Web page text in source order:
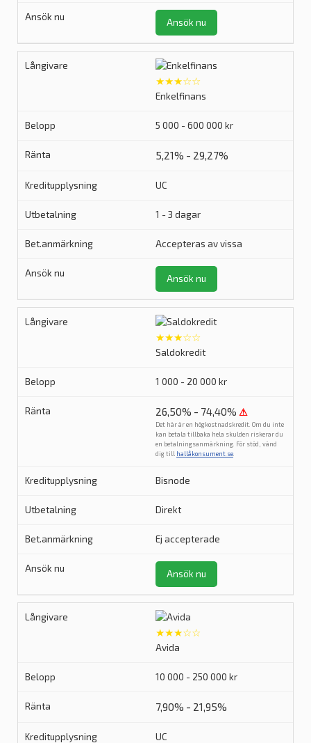
Ansök nu
★★★☆☆
Enkelfinans
5 000 - 600 000 kr
5,21% - 29,27%
UC
1 - 3 dagar
Accepteras av vissa
Ansök nu
★★★☆☆
Saldokredit
1 000 - 20 000 kr
26,50% - 74,40% ⚠
Det här är en högkostnadskredit. Om du inte
kan betala tillbaka hela skulden riskerar du
en betalningsanmärkning. För stöd, vänd
dig till hallåkonsument.se
Bisnode
Direkt
Ej accepterade
Ansök nu
★★★☆☆
Avida
10 000 - 250 000 kr
7,90% - 21,95%
UC